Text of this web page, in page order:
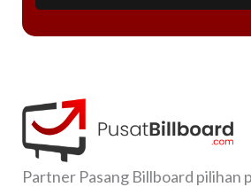
Partner Pasang Billboard pilihan